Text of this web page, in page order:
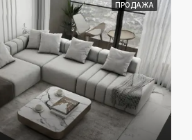
ПРОДАЖА